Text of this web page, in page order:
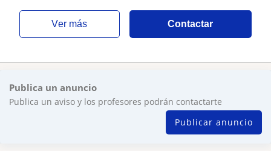
ver más Contactar
Publica un anuncio
Publica un aviso y los profesores podrán contactarte
Publicar anuncio